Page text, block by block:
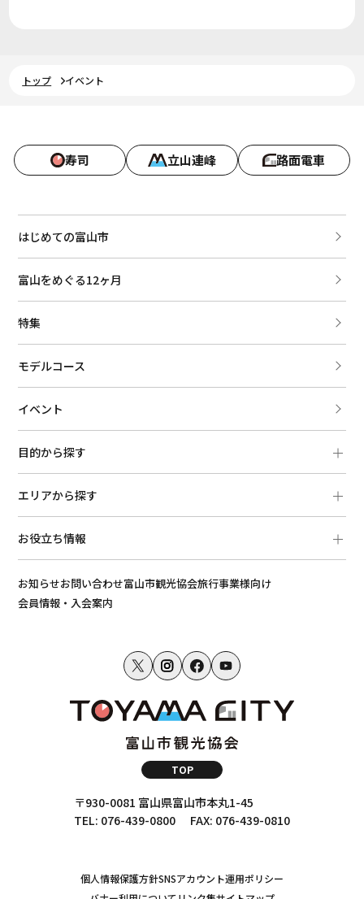
トップ イベント
寿司 立山連峰 路面電車
はじめての富山市
富山をめぐる12ヶ月
特集
モデルコース
イベント
目的から探す
エリアから探す
お役立ち情報
お知らせお問い合わせ富山市観光協会旅行事業様向け
会員情報・入会案内
TOP
〒930-0081 富山県富山市本丸1-45
TEL: 076-439-0800
FAX: 076-439-0810
個人情報保護方針SNSアカウント運用ポリシー